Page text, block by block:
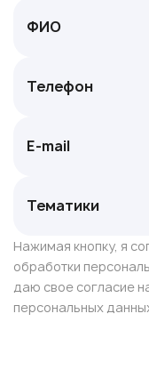
Нажимая кнопку, я
обработки
даю свое согласие
персональных